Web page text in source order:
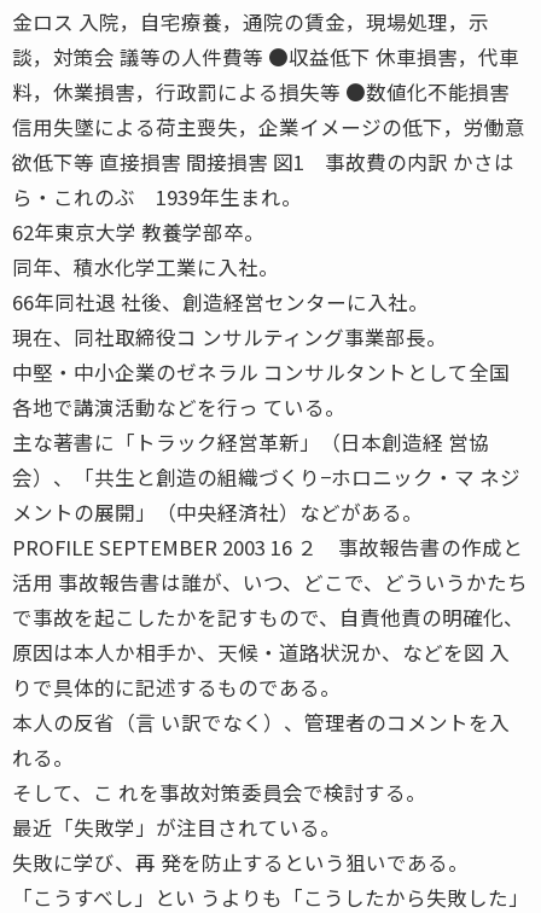
金ロス 入院，自宅療養，通院の賃金，現場処理，示
談，対策会 議等の人件費等 ●収益低下 休車損害，代車
料，休業損害，行政罰による損失等 ●数値化不能損害
信用失墜による荷主喪失，企業イメージの低下，労働意
欲低下等 直接損害 間接損害 図1 事故費の内訳 かさは
ら・これのぶ 1939年生まれ。
62年東京大学 教養学部卒。
同年、積水化学工業に入社。
66年同社退 社後、創造経営センターに入社。
現在、同社取締役コ ンサルティング事業部長。
中堅・中小企業のゼネラル コンサルタントとして全国
各地で講演活動などを行っ ている。
主な著書に「トラック経営革新」（日本創造経 営協
会）、「共生と創造の組織づくり−ホロニック・マ ネジ
メントの展開」（中央経済社）などがある。
PROFILE SEPTEMBER 2003 16 ２ 事故報告書の作成と
活用 事故報告書は誰が、いつ、どこで、どういうかたち
で事故を起こしたかを記すもので、自責他責の明確化、
原因は本人か相手か、天候・道路状況か、などを図 入
りで具体的に記述するものである。
本人の反省（言 い訳でなく）、管理者のコメントを入
れる。
そして、こ れを事故対策委員会で検討する。
最近「失敗学」が注目されている。
失敗に学び、再 発を防止するという狙いである。
「こうすべし」とい うよりも「こうしたから失敗した」